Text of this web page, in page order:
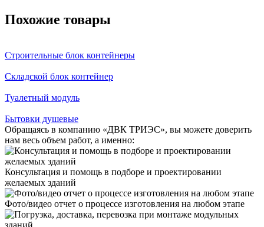
Похожие товары
Строительные блок контейнеры
Складской блок контейнер
Туалетный модуль
Бытовки душевые
Обращаясь в компанию «ДВК ТРИЭС», вы можете доверить
нам весь объем работ, а именно:
Консультация и помощь в подборе и проектировании
желаемых зданий
Фото/видео отчет о процессе изготовления на любом этапе